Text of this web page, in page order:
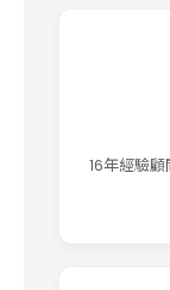
16年經驗